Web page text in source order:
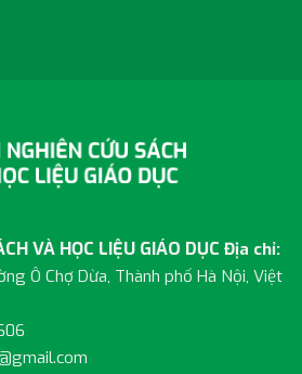
VÀ HỌC LIỆU GIÁO DỤC Địa chỉ:
Ô Chợ Dừa, Thành phố Hà Nội, Việt